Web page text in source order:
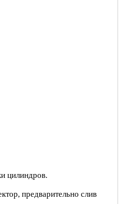
цилиндров.
предварительно слив